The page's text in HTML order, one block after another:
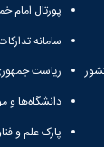
پورتال امام
سامانه
ریاست
دانشگاه‌ها
پارک علم و